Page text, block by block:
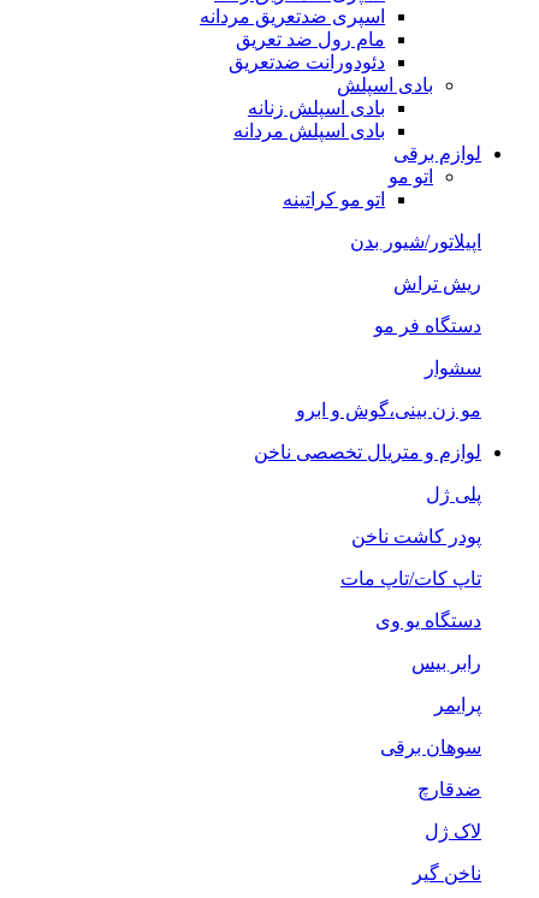
اسپری ضدتعریق مردانه
مام رول ضد تعریق
دئودورانت ضدتعریق
بادی اسپلش
بادی اسپلش زنانه
بادی اسپلش مردانه
لوازم برقی
اتو مو
اتو مو کراتینه
اپیلاتور/شیور بدن
ریش تراش
دستگاه فر مو
سشوار
مو زن بینی،گوش و ابرو
لوازم و متریال تخصصی ناخن
پلی ژل
پودر کاشت ناخن
تاپ کات/تاپ مات
دستگاه یو وی
رابر بیس
پرایمر
سوهان برقی
ضدقارچ
لاک ژل
ناخن گیر